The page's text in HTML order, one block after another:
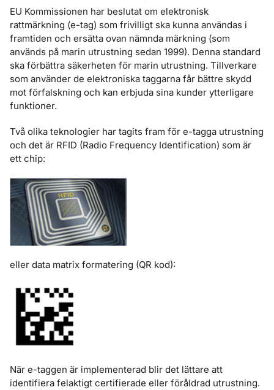
EU Kommissionen har beslutat om elektronisk
rattmärkning (e-tag) som frivilligt ska kunna användas i
framtiden och ersätta ovan nämnda märkning (som
används på marin utrustning sedan 1999). Denna standard
ska förbättra säkerheten för marin utrustning. Tillverkare
som använder de elektroniska taggarna får bättre skydd
mot förfalskning och kan erbjuda sina kunder ytterligare
funktioner.
Två olika teknologier har tagits fram för e-tagga utrustning
och det är RFID (Radio Frequency Identification) som är
ett chip:
eller data matrix formatering (QR kod):
När e-taggen är implementerad blir det lättare att
identifiera felaktigt certifierade eller föråldrad utrustning.